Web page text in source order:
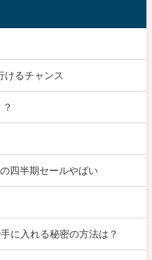
けるチャンス
四半期セールやばい
に入れる秘密の方法は？